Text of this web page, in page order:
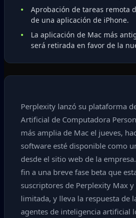
Aprobación de tareas remota
de una aplicación de iPhone.
La aplicación de Mac más
será retirada en favor de la
Perplexity lanzó su plataforma
Artificial de Computadora
más amplia de Mac el jueves,
software esté disponible como
desde el sitio web de la
fin a una breve fase beta que
suscriptores de Perplexity Max
limitada, y lleva la respuesta de
agentes de inteligencia artificial